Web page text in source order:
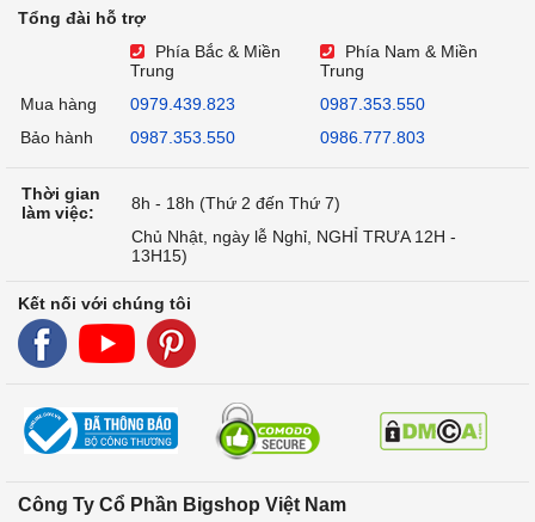
Tổng đài hỗ trợ
Phía Bắc & Miền
Trung
Phía Nam & Miền
Trung
Mua hàng
0979.439.823
0987.353.550
Bảo hành
0987.353.550 0986.777.803
Thời gian
làm việc:
8h - 18h (Thứ 2 đến Thứ 7)
Chủ Nhật, ngày lễ Nghỉ, NGHỈ TRƯA 12H -
13H15)
Kết nối với chúng tôi
Công Ty Cổ Phần Bigshop Việt Nam